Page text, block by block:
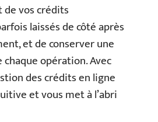
vos crédits
laissés de côté après
et de conserver une
opération. Avec
des crédits en ligne
et vous met à l’abri